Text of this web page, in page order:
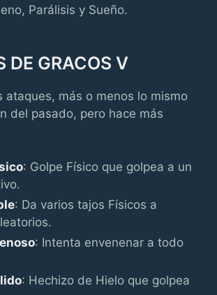
Parálisis y Sueño.
DE GRACOS V
ataques, más o menos lo mismo
del pasado, pero hace más
: Golpe Físico que golpea a un
: Da varios tajos Físicos a
: Intenta envenenar a todo
: Hechizo de Hielo que golpea